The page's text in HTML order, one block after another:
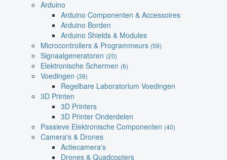
Arduino
Arduino Componenten & Accessoires
Arduino Borden
Arduino Shields & Modules
Microcontrollers & Programmeurs (59)
Signaalgeneratoren (20)
Elektronische Schermen (6)
Voedingen (39)
Regelbare Laboratorium Voedingen
3D Printen
3D Printers
3D Printer Onderdelen
Passieve Elektronische Componenten (40)
Camera's & Drones
Actiecamera's
Drones & Quadcopters